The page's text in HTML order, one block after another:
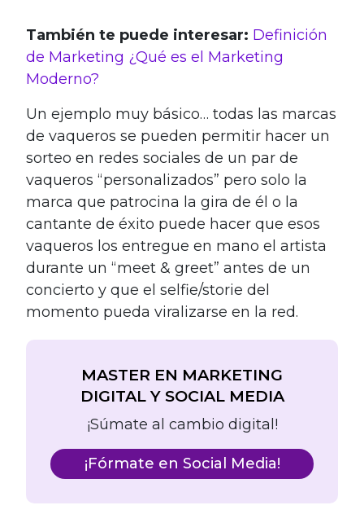
También te puede interesar: Definición
de Marketing ¿Qué es el Marketing
Moderno?
Un ejemplo muy básico… todas las marcas
de vaqueros se pueden permitir hacer un
sorteo en redes sociales de un par de
vaqueros “personalizados” pero solo la
marca que patrocina la gira de él o la
cantante de éxito puede hacer que esos
vaqueros los entregue en mano el artista
durante un “meet & greet” antes de un
concierto y que el selfie/storie del
momento pueda viralizarse en la red.
MASTER EN MARKETING
DIGITAL Y SOCIAL MEDIA
¡Súmate al cambio digital!
¡Fórmate en Social Media!